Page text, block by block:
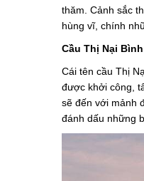
thăm. Cảnh sắc
hùng vĩ, chính
Cầu Thị Nại
Cái tên cầu Thị
được khởi công,
sẽ đến với mảnh
đánh dấu những